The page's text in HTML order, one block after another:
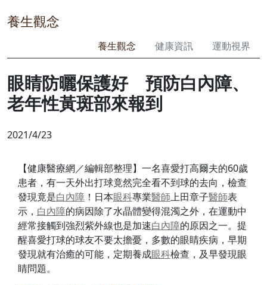
養生觀念
養生觀念 健康資訊 運動視界
眼睛防曬保護好 預防白內障、
老年性黃斑部來報到
2021/4/23
【健康醫療網／編輯部整理】一名喜愛打高爾夫的60歲
患者，有一天外出打球竟然完全看不到球的去向，檢查
發現竟是白內障！日本眼科專業醫師上田章子醫師表
示， 白內障的病因除了水晶體變得混濁之外，在運動中
經常接觸到強烈紫外線也是加速白內障的原因之一。提
醒喜愛打球的球友不要太擔憂，多數的眼睛疾病，早期
發現就有治癒的可能，定期養成眼科檢查，及早發現眼
睛問題。